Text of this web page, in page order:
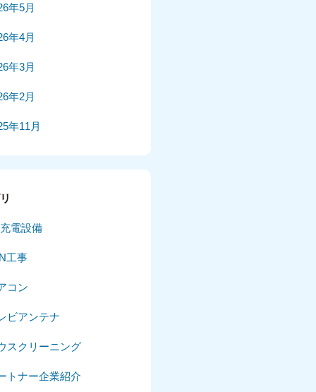
年5月
年4月
年3月
年2月
年11月
電設備
工事
コン
ビアンテナ
スクリーニング
トナー企業紹介